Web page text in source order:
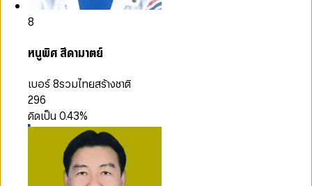
8
หนูพิศ สีดามาตย์
เบอร์ 8รวมไทยสร้างชาติ
296
คิดเป็น0.43%